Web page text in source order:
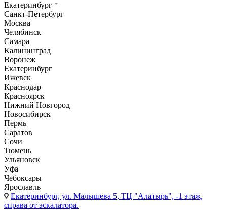
Екатеринбург
Санкт-Петербург
Москва
Челябинск
Самара
Калининград
Воронеж
Екатеринбург
Ижевск
Краснодар
Красноярск
Нижний Новгород
Новосибирск
Пермь
Саратов
Сочи
Тюмень
Ульяновск
Уфа
Чебоксары
Ярославль
Екатеринбург, ул. Малышева 5, ТЦ "Алатырь", -1 этаж,
справа от эскалатора.